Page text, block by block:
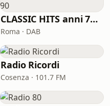
CLASSIC HITS anni 70 80 90
Roma · DAB
Radio Ricordi
Cosenza · 101.7 FM